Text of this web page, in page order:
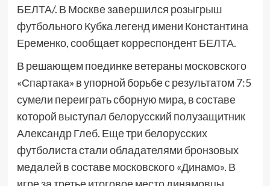
БЕЛТА/. В Москве завершился розыгрыш
футбольного Кубка легенд имени Константина
Еременко, сообщает корреспондент БЕЛТА.
В решающем поединке ветераны московского
«Спартака» в упорной борьбе с результатом 7:5
сумели переиграть сборную мира, в составе
которой выступал белорусский полузащитник
Александр Глеб. Еще три белорусских
футболиста стали обладателями бронзовых
медалей в составе московского «Динамо». В